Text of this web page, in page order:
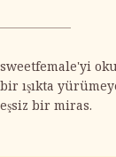
sweetfemale'yi
bir ışıkta
eşsiz bir miras.